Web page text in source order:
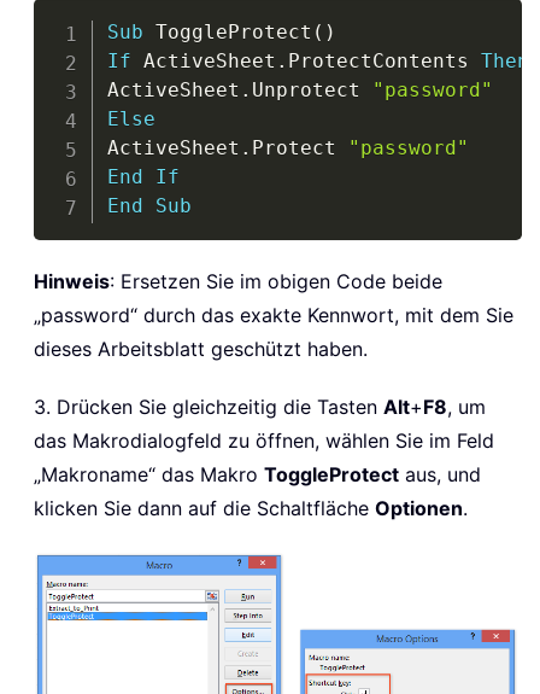
Sub ToggleProtect ( )
If ActiveSheet . ProtectContents Then
ActiveSheet . Unprotect
"password"
Else
ActiveSheet . Protect
"password"
End
If
End
Sub
Hinweis: Ersetzen Sie im obigen Code beide
„password“ durch das exakte Kennwort, mit dem Sie
dieses Arbeitsblatt geschützt haben.
3. Drücken Sie gleichzeitig die Tasten Alt+F8, um
das Makrodialogfeld zu öffnen, wählen Sie im Feld
„Makroname“ das Makro ToggleProtect aus, und
klicken Sie dann auf die Schaltfläche Optionen.